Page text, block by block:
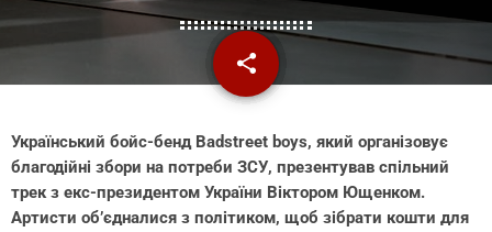
share
email
Український бойс-бенд Badstreet boys, який організовує
благодійні збори на потреби ЗСУ, презентував спільний
трек з екс-президентом України Віктором Ющенком.
Артисти об’єдналися з політиком, щоб зібрати кошти для